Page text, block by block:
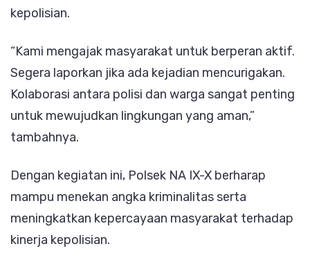
kepolisian.
“Kami mengajak masyarakat untuk berperan aktif.
Segera laporkan jika ada kejadian mencurigakan.
Kolaborasi antara polisi dan warga sangat penting
untuk mewujudkan lingkungan yang aman,”
tambahnya.
Dengan kegiatan ini, Polsek NA IX-X berharap
mampu menekan angka kriminalitas serta
meningkatkan kepercayaan masyarakat terhadap
kinerja kepolisian.